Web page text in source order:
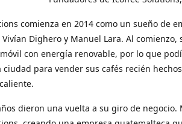
comienza en 2014 como un sueño de
Dighero y Manuel Lara. Al comienzo,
con energía renovable, por lo que
ciudad para vender sus cafés recién
dieron una vuelta a su giro de